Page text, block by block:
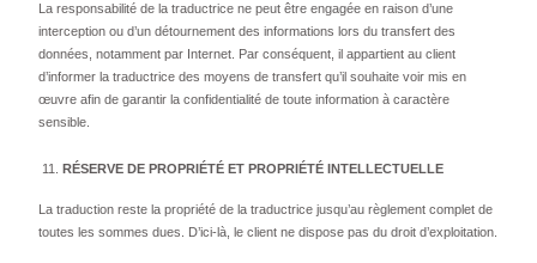
La responsabilité de la traductrice ne peut être engagée en raison d’une
interception ou d’un détournement des informations lors du transfert des
données, notamment par Internet. Par conséquent, il appartient au client
d’informer la traductrice des moyens de transfert qu’il souhaite voir mis en
œuvre afin de garantir la confidentialité de toute information à caractère
sensible.
RÉSERVE DE PROPRIÉTÉ ET PROPRIÉTÉ INTELLECTUELLE
La traduction reste la propriété de la traductrice jusqu’au règlement complet de
toutes les sommes dues. D’ici-là, le client ne dispose pas du droit d’exploitation.